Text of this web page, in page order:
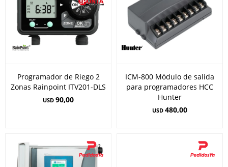
Programador de Riego 2
Zonas Rainpoint ITV201-DLS
USD 90,00
ICM-800 Módulo de salida
para programadores HCC
Hunter
USD 480,00